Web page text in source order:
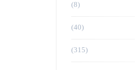
(8)
(40)
(315)